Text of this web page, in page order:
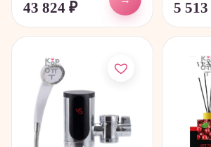
43 824 ₽ 5 513